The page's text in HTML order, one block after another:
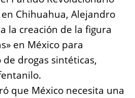
n
k
Chihuahua, Alejandro
la creación de la figura
en México para
drogas sintéticas,
que México necesita una